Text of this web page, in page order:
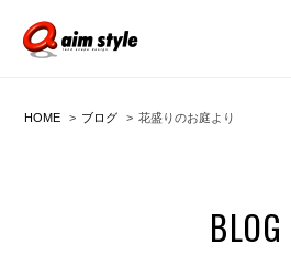
HOME ブログ 花盛りのお庭より
BLOG